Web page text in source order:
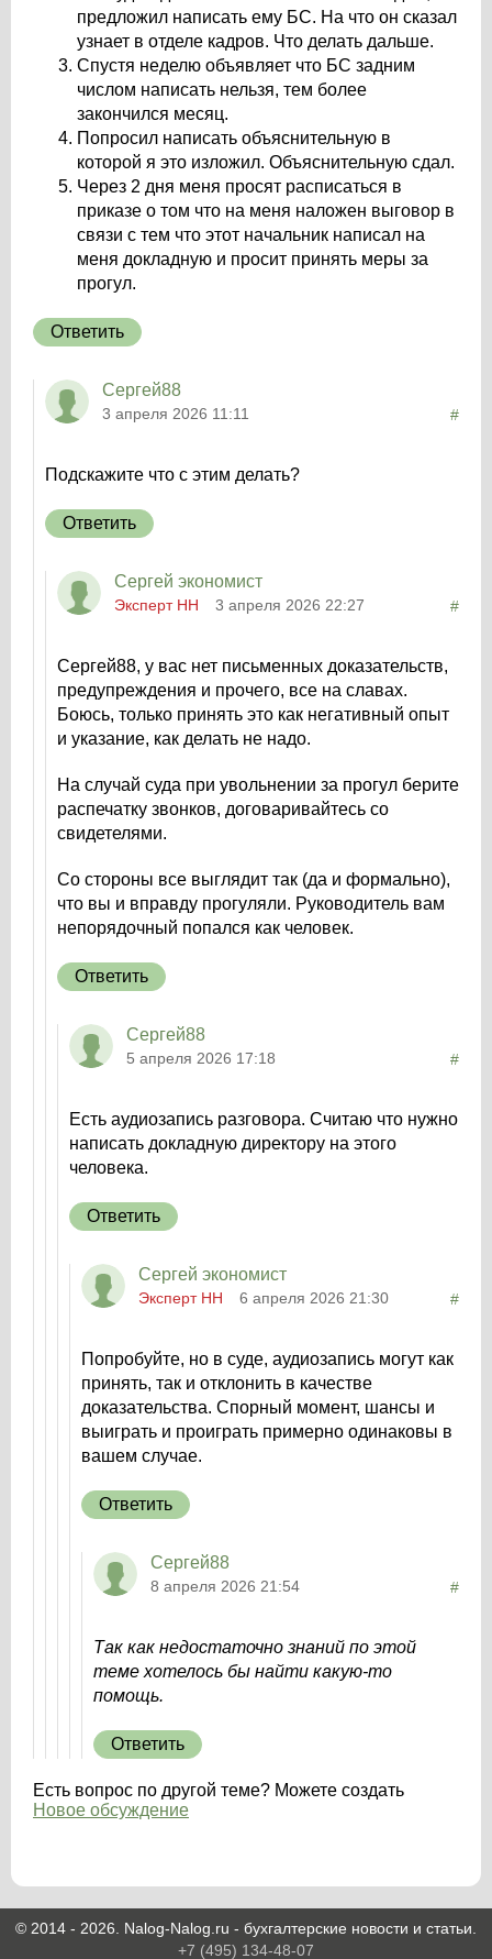
предложил написать ему БС. На что он сказал
узнает в отделе кадров. Что делать дальше.
Спустя неделю объявляет что БС задним
числом написать нельзя, тем более
закончился месяц.
Попросил написать объяснительную в
которой я это изложил. Объяснительную сдал.
Через 2 дня меня просят расписаться в
приказе о том что на меня наложен выговор в
связи с тем что этот начальник написал на
меня докладную и просит принять меры за
прогул.
Ответить
Сергей88
3 апреля 2026 11:11 #
Подскажите что с этим делать?
Ответить
Сергей экономист
Эксперт НН 3 апреля 2026 22:27 #
Сергей88, у вас нет письменных доказательств,
предупреждения и прочего, все на славах.
Боюсь, только принять это как негативный опыт
и указание, как делать не надо.
На случай суда при увольнении за прогул берите
распечатку звонков, договаривайтесь со
свидетелями.
Со стороны все выглядит так (да и формально),
что вы и вправду прогуляли. Руководитель вам
непорядочный попался как человек.
Ответить
Сергей88
5 апреля 2026 17:18 #
Есть аудиозапись разговора. Считаю что нужно
написать докладную директору на этого
человека.
Ответить
Сергей экономист
Эксперт НН 6 апреля 2026 21:30 #
Попробуйте, но в суде, аудиозапись могут как
принять, так и отклонить в качестве
доказательства. Спорный момент, шансы и
выиграть и проиграть примерно одинаковы в
вашем случае.
Ответить
Сергей88
8 апреля 2026 21:54 #
Так как недостаточно знаний по этой
теме хотелось бы найти какую-то
помощь.
Ответить
Есть вопрос по другой теме? Можете создать
Новое обсуждение
© 2014 - 2026. Nalog-Nalog.ru - бухгалтерские новости и статьи.
+7 (495) 134-48-07